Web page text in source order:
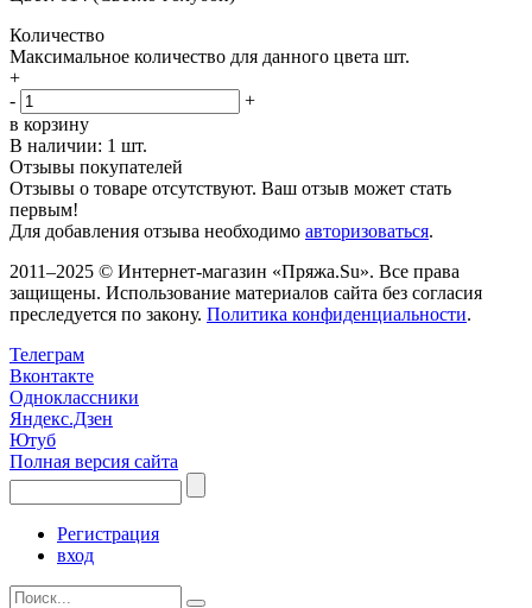
Количество
Максимальное количество для данного цвета шт.
+
-
+
в корзину
В наличии: 1 шт.
Отзывы покупателей
Отзывы о товаре отсутствуют. Ваш отзыв может стать
первым!
Для добавления отзыва необходимо авторизоваться.
2011–2025 © Интернет-магазин «Пряжа.Su». Все права
защищены. Использование материалов сайта без согласия
преследуется по закону. Политика конфиденциальности.
Телеграм
Вконтакте
Одноклассники
Яндекс.Дзен
Ютуб
Полная версия сайта
Регистрация
вход